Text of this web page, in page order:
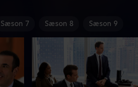
Sæson 7 Sæson 8 Sæson 9